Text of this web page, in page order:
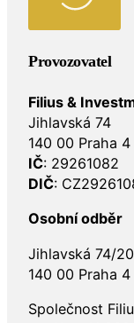
Provozovatel
Filius &
Jihlavská 74
140 00 Praha 4
IČ: 29261082
DIČ:
Osobní odběr
Jihlavská 74/
140 00 Praha 4
Společnost